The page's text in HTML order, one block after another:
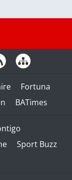
Fortuna
BATimes
Sport Buzz